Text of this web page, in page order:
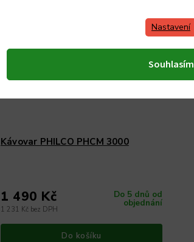
Nastavení
Souhlasím
Kávovar PHILCO PHCM 3000
Do 5 dnů od
objednání
1 231 Kč bez DPH
1 490 Kč
Do košíku